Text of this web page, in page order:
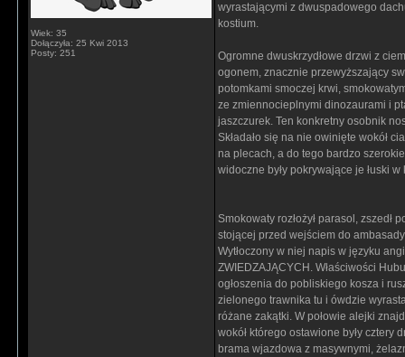
Wiek: 35
Dołączyła: 25 Kwi 2013
Posty: 251
wyrastającymi z dwuspadowego
kostium.
Ogromne dwuskrzydłowe drzwi z
ogonem, znacznie przewyższający
potomkami smoczej krwi,
ze zmiennocieplnymi dinozaurami i
jaszczurek. Ten konkretny osobnik
Składało się na nie owinięte wokół
na plecach, a do tego bardzo
widoczne były pokrywające je łuski
Smokowaty rozłożył parasol,
stojącej przed wejściem do
Wytłoczony w niej napis w języku
ZWIEDZAJĄCYCH. Właściwości
ogłoszenia do pobliskiego kosza i
zielonego trawnika tu i ówdzie
różane zakątki. W połowie alejki
wokół którego ostawione były cztery
brama wjazdowa z masywnymi,